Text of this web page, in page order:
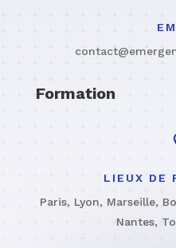
Formation
LIEUX DE
Paris, Lyon, Marseille,
Nantes,